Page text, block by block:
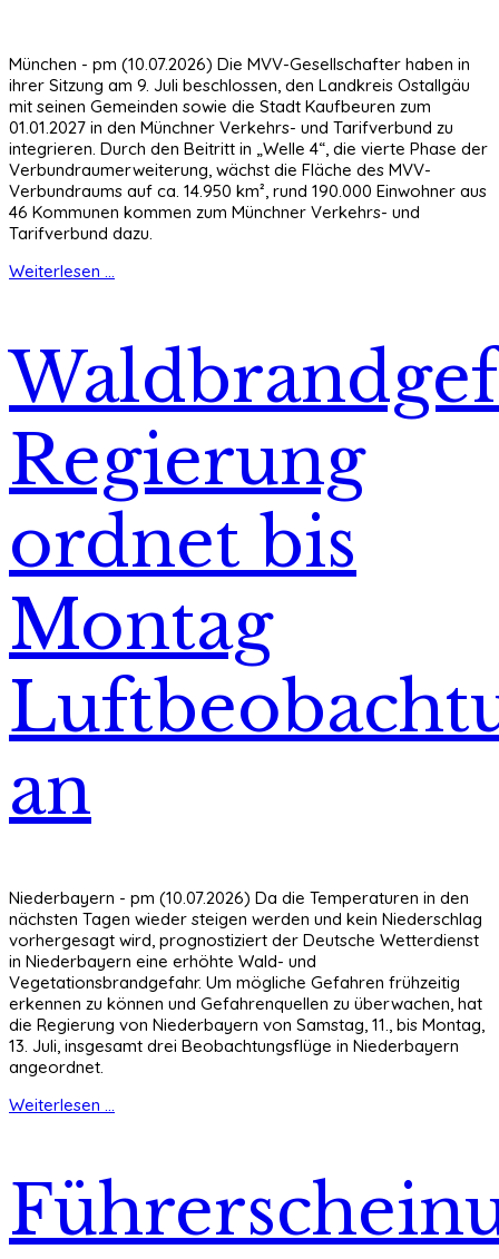
München - pm (10.07.2026) Die MVV-Gesellschafter haben in
ihrer Sitzung am 9. Juli beschlossen, den Landkreis Ostallgäu
mit seinen Gemeinden sowie die Stadt Kaufbeuren zum
01.01.2027 in den Münchner Verkehrs- und Tarifverbund zu
integrieren. Durch den Beitritt in „Welle 4“, die vierte Phase der
Verbundraumerweiterung, wächst die Fläche des MVV-
Verbundraums auf ca. 14.950 km², rund 190.000 Einwohner aus
46 Kommunen kommen zum Münchner Verkehrs- und
Tarifverbund dazu.
Weiterlesen ...
Regierung
ordnet bis
Montag
an
Niederbayern - pm (10.07.2026) Da die Temperaturen in den
nächsten Tagen wieder steigen werden und kein Niederschlag
vorhergesagt wird, prognostiziert der Deutsche Wetterdienst
in Niederbayern eine erhöhte Wald- und
Vegetationsbrandgefahr. Um mögliche Gefahren frühzeitig
erkennen zu können und Gefahrenquellen zu überwachen, hat
die Regierung von Niederbayern von Samstag, 11., bis Montag,
13. Juli, insgesamt drei Beobachtungsflüge in Niederbayern
angeordnet.
Weiterlesen ...